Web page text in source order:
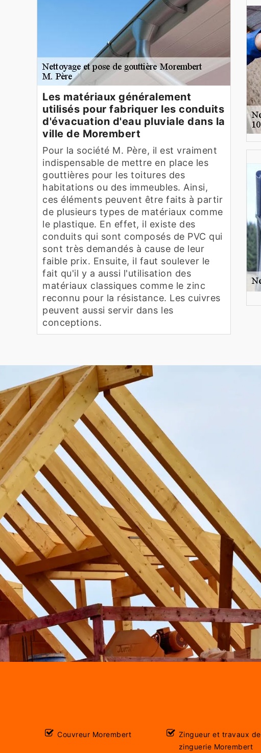
Les matériaux généralement
utilisés pour fabriquer les conduits
d'évacuation d'eau pluviale dans la
ville de Morembert
Pour la société M. Père, il est vraiment
indispensable de mettre en place les
gouttières pour les toitures des
habitations ou des immeubles. Ainsi,
ces éléments peuvent être faits à partir
de plusieurs types de matériaux comme
le plastique. En effet, il existe des
conduits qui sont composés de PVC qui
sont très demandés à cause de leur
faible prix. Ensuite, il faut soulever le
fait qu'il y a aussi l'utilisation des
matériaux classiques comme le zinc
reconnu pour la résistance. Les cuivres
peuvent aussi servir dans les
conceptions.
Couvreur Morembert
Zingueur et travaux de
zinguerie Morembert